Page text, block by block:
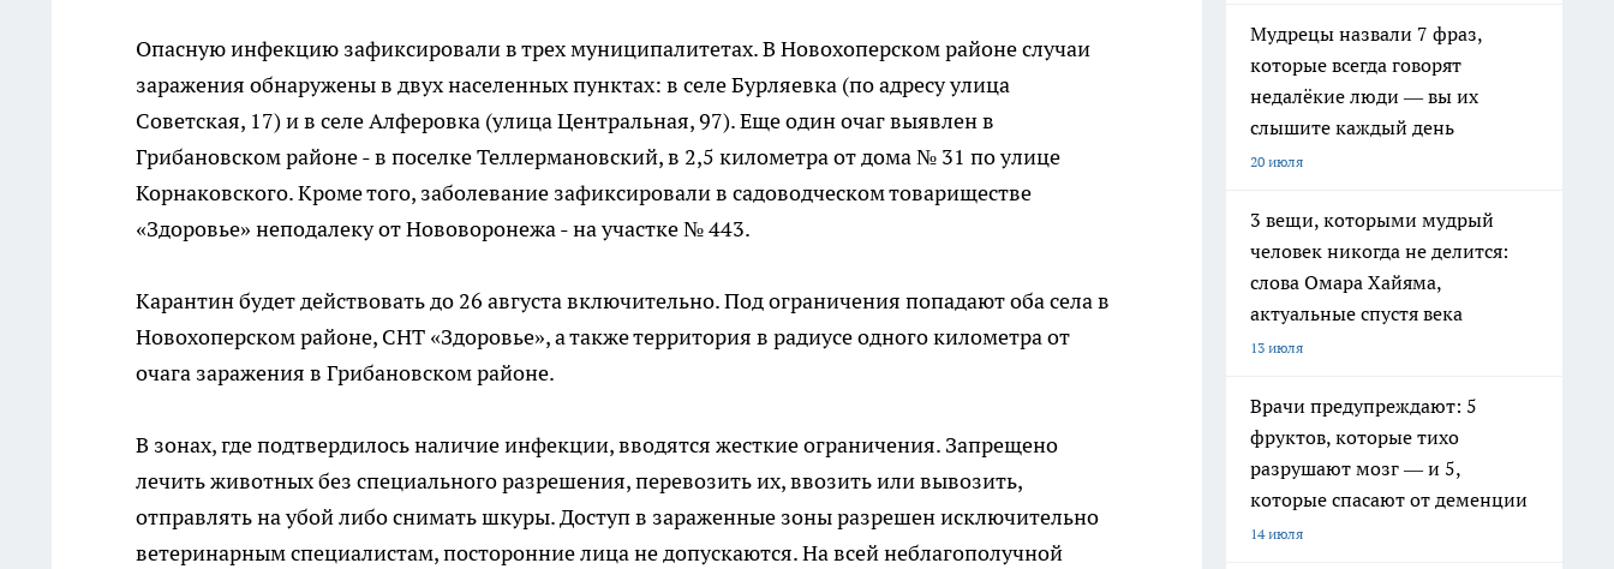
Опасную инфекцию зафиксировали в трех муниципалитетах. В Новохоперском районе случаи
заражения обнаружены в двух населенных пунктах: в селе Бурляевка (по адресу улица
Советская, 17) и в селе Алферовка (улица Центральная, 97). Еще один очаг выявлен в
Грибановском районе - в поселке Теллермановский, в 2,5 километра от дома № 31 по улице
Корнаковского. Кроме того, заболевание зафиксировали в садоводческом товариществе
«Здоровье» неподалеку от Нововоронежа - на участке № 443.
Карантин будет действовать до 26 августа включительно. Под ограничения попадают оба села в
Новохоперском районе, СНТ «Здоровье», а также территория в радиусе одного километра от
очага заражения в Грибановском районе.
В зонах, где подтвердилось наличие инфекции, вводятся жесткие ограничения. Запрещено
лечить животных без специального разрешения, перевозить их, ввозить или вывозить,
отправлять на убой либо снимать шкуры. Доступ в зараженные зоны разрешен исключительно
ветеринарным специалистам, посторонние лица не допускаются. На всей неблагополучной
Мудрецы назвали 7 фраз,
которые всегда говорят
недалёкие люди — вы их
слышите каждый день
20 июля
3 вещи, которыми мудрый
человек никогда не делится:
слова Омара Хайяма,
актуальные спустя века
13 июля
Врачи предупреждают: 5
фруктов, которые тихо
разрушают мозг — и 5,
которые спасают от деменции
14 июля